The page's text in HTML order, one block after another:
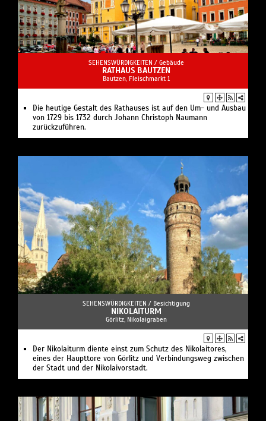
SEHENSWÜRDIGKEITEN / Gebäude
RATHAUS BAUTZEN
Bautzen, Fleischmarkt 1
Die heutige Gestalt des Rathauses ist auf den Um- und Ausbau
von 1729 bis 1732 durch Johann Christoph Naumann
zurückzuführen.
SEHENSWÜRDIGKEITEN / Besichtigung
NIKOLAITURM
Görlitz, Nikolaigraben
Der Nikolaiturm diente einst zum Schutz des Nikolaitores,
eines der Haupttore von Görlitz und Verbindungsweg zwischen
der Stadt und der Nikolaivorstadt.